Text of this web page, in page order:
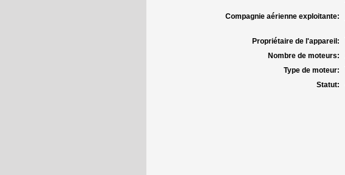
Compagnie aérienne exploitante:
Propriétaire de l'appareil:
Nombre de moteurs:
Type de moteur:
Statut: